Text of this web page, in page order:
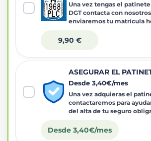
Una vez tengas el
DGT contacta con
enviaremos tu matrícula
9,90 €
ASEGURAR EL
Desde 3,40€/mes
Una vez adquieras el
contactaremos para
del alta de tu seguro
Desde 3,40€/mes